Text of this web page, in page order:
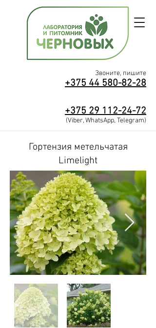
Звоните, пишите
+375 44 580-82-28
+37529112-24-72
(Viber, WhatsApp, Telegram)
Гортензия метельчатая
Limelight